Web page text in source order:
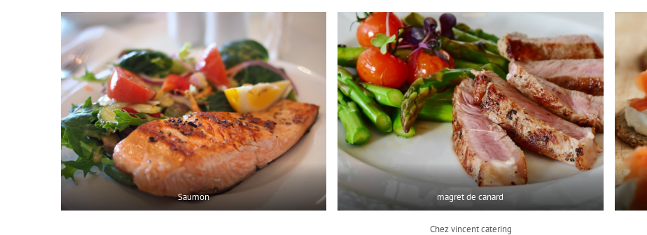
Saumon magret de canard
Chez vincent catering